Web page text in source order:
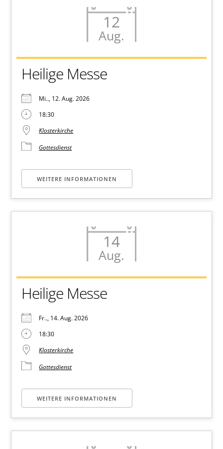
12
Aug.
Heilige Messe
Mi.., 12. Aug. 2026
18:30
Klosterkirche
Gottesdienst
WEITERE INFORMATIONEN
14
Aug.
Heilige Messe
Fr.., 14. Aug. 2026
18:30
Klosterkirche
Gottesdienst
WEITERE INFORMATIONEN